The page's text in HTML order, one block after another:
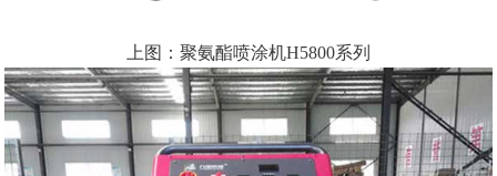
上图：聚氨酯喷涂机H5800系列